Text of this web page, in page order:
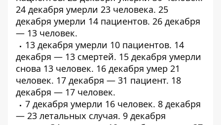
24 декабря умерли 23 человека. 25
декабря умерли 14 пациентов. 26 декабря
— 13 человек.
13 декабря умерли 10 пациентов. 14
декабря — 13 смертей. 15 декабря умерли
снова 13 человек. 16 декабря умер 21
человек. 17 декабря — 31 пациент. 18
декабря — 17 человек.
7 декабря умерли 16 человек. 8 декабря
— 23 летальных случая. 9 декабря